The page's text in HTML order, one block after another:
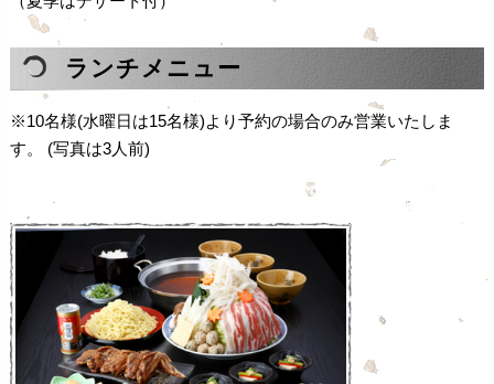
ランチメニュー
※10名様(水曜日は15名様)より予約の場合のみ営業いたしま
す。 (写真は3人前)